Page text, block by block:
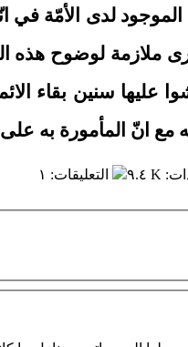
لدى الأمّة
ملازمة لوضوح هذه
عليها سنين بقاء
انّ المأمورة به على
: ٩.٤ K التعليقات: ١